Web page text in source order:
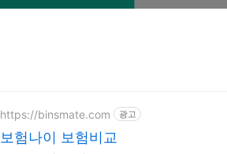
https://binsmate.com 광고
보험나이 보험비교